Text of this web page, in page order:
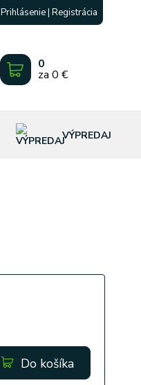
Prihlásenie | Registrácia
0
za 0 €
VÝPREDAJ
Do košíka